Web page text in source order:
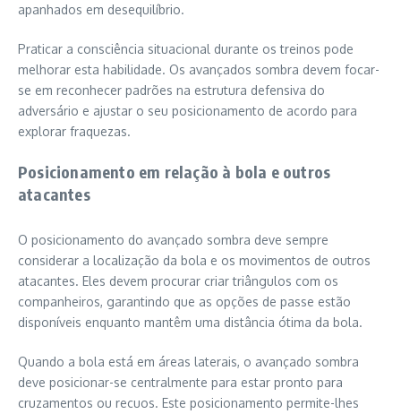
apanhados em desequilíbrio.
Praticar a consciência situacional durante os treinos pode
melhorar esta habilidade. Os avançados sombra devem focar-
se em reconhecer padrões na estrutura defensiva do
adversário e ajustar o seu posicionamento de acordo para
explorar fraquezas.
Posicionamento em relação à bola e outros
atacantes
O posicionamento do avançado sombra deve sempre
considerar a localização da bola e os movimentos de outros
atacantes. Eles devem procurar criar triângulos com os
companheiros, garantindo que as opções de passe estão
disponíveis enquanto mantêm uma distância ótima da bola.
Quando a bola está em áreas laterais, o avançado sombra
deve posicionar-se centralmente para estar pronto para
cruzamentos ou recuos. Este posicionamento permite-lhes